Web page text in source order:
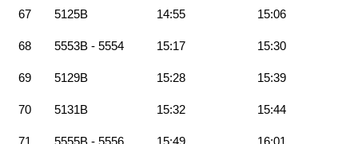
67 5125B 14:55 15:06
68 5553B - 5554 15:17 15:30
69 5129B 15:28 15:39
70 5131B 15:32 15:44
71 5555B - 5556 15:49 16:01